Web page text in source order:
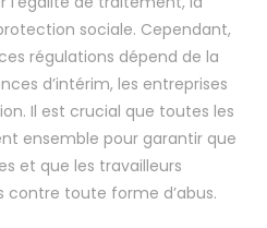
sociale. Cependant,
régulations dépend de la
d’intérim, les entreprises
Il est crucial que toutes les
ensemble pour garantir que
et que les travailleurs
toute forme d’abus.